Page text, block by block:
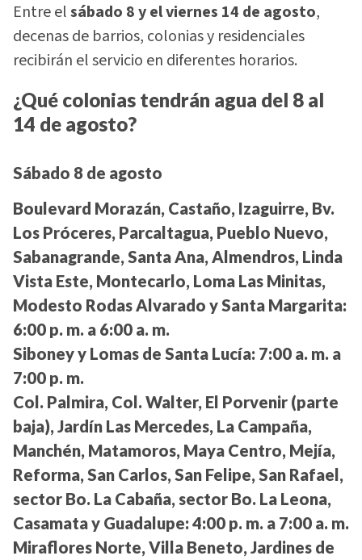
Entre elsábado 8 y el viernes 14 de agosto,
decenas de barrios, colonias y residenciales
recibirán el servicio en diferentes horarios.
¿Qué colonias tendrán agua del 8 al
14 de agosto?
Sábado 8 de agosto
Boulevard Morazán, Castaño, Izaguirre, Bv.
Los Próceres, Parcaltagua, Pueblo Nuevo,
Sabanagrande, Santa Ana, Almendros, Linda
Vista Este, Montecarlo, Loma Las Minitas,
Modesto Rodas Alvarado y Santa Margarita:
6:00 p. m. a 6:00 a. m.
Siboney y Lomas de Santa Lucía: 7:00 a. m. a
7:00 p. m.
Col. Palmira, Col. Walter, El Porvenir (parte
baja), Jardín Las Mercedes, La Campaña,
Manchén, Matamoros, Maya Centro, Mejía,
Reforma, San Carlos, San Felipe, San Rafael,
sector Bo. La Cabaña, sector Bo. La Leona,
Casamata y Guadalupe: 4:00 p. m. a 7:00 a. m.
Miraflores Norte, Villa Beneto, Jardines de